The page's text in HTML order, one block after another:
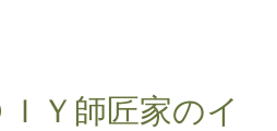
Ｙ師匠家のイ